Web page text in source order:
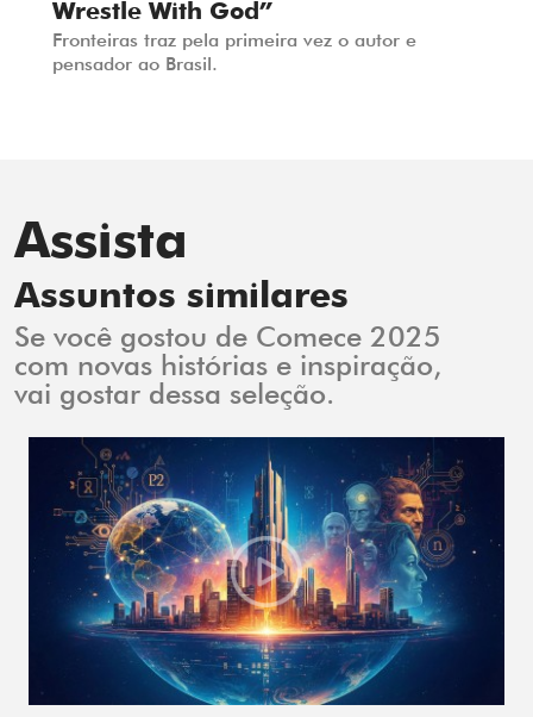
Wrestle With God”
Fronteiras traz pela primeira vez o autor e
pensador ao Brasil.
Assista
Assuntos similares
Se você gostou de Comece 2025
com novas histórias e inspiração,
vai gostar dessa seleção.